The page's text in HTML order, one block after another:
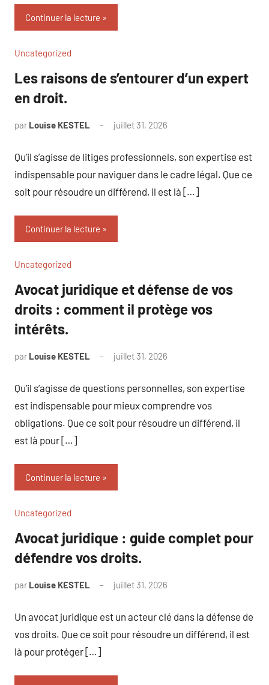
Continuer la lecture
Uncategorized
Les raisons de s’entourer d’un expert
en droit.
par Louise KESTEL juillet 31, 2026
Qu’il s’agisse de litiges professionnels, son expertise est
indispensable pour naviguer dans le cadre légal. Que ce
soit pour résoudre un différend, il est là […]
Continuer la lecture
Uncategorized
Avocat juridique et défense de vos
droits : comment il protège vos
intérêts.
par Louise KESTEL juillet 31, 2026
Qu’il s’agisse de questions personnelles, son expertise
est indispensable pour mieux comprendre vos
obligations. Que ce soit pour résoudre un différend, il
est là pour […]
Continuer la lecture
Uncategorized
Avocat juridique : guide complet pour
défendre vos droits.
par Louise KESTEL juillet 31, 2026
Un avocat juridique est un acteur clé dans la défense de
vos droits. Que ce soit pour résoudre un différend, il est
là pour protéger […]